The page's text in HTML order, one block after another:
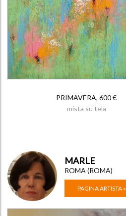
PRIMAVERA, 600 €
mista su tela
MARLE
ROMA (ROMA)
PAGINA ARTISTA »